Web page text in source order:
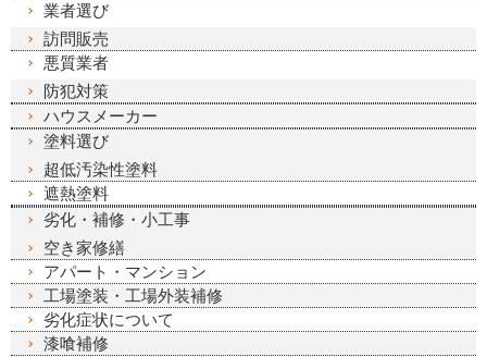
業者選び
訪問販売
悪質業者
防犯対策
ハウスメーカー
塗料選び
超低汚染性塗料
遮熱塗料
劣化・補修・小工事
空き家修繕
アパート・マンション
工場塗装・工場外装補修
劣化症状について
漆喰補修